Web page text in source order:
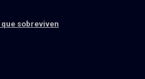
sobreviven